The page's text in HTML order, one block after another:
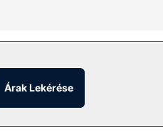
mint például a(z)
Árak Lekérése